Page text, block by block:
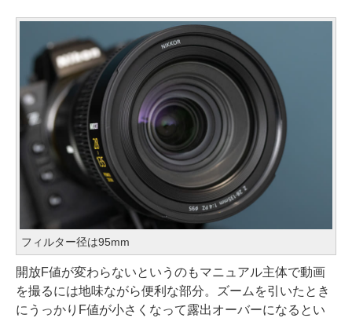
フィルター径は95mm
開放F値が変わらないというのもマニュアル主体で動画
を撮るには地味ながら便利な部分。ズームを引いたとき
にうっかりF値が小さくなって露出オーバーになるとい